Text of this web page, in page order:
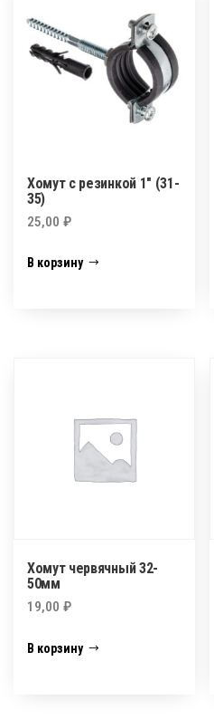
Хомут с резинкой 1″ (31-
35)
25,00 ₽
В корзину
Хомут червячный 32-
50мм
19,00 ₽
В корзину